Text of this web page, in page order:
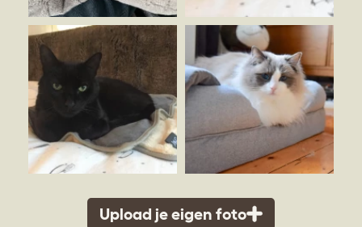
Upload je eigen foto